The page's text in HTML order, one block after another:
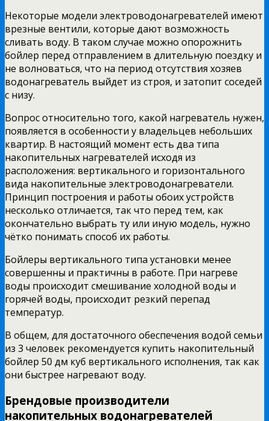
Некоторые модели электроводонагревателей имеют
врезные вентили, которые дают возможность
сливать воду. В таком случае можно опорожнить
бойлер перед отправлением в длительную поездку и
не волноваться, что на период отсутствия хозяев
водонагреватель выйдет из строя, и затопит соседей
с низу.
Вопрос относительно того, какой нагреватель нужен,
появляется в особенности у владельцев небольших
квартир. В настоящий момент есть два типа
накопительных нагревателей исходя из
расположения: вертикального и горизонтального
вида накопительные электроводонагреватели.
Принцип построения и работы обоих устройств
несколько отличается, так что перед тем, как
окончательно выбрать ту или иную модель, нужно
чётко понимать способ их работы.
Бойлеры вертикального типа установки менее
совершенны и практичны в работе. При нагреве
воды происходит смешивание холодной воды и
горячей воды, происходит резкий перепад
температур.
В общем, для достаточного обеспечения водой семьи
из 3 человек рекомендуется купить накопительный
бойлер 50 дм куб вертикального исполнения, так как
они быстрее нагревают воду.
Брендовые производители
накопительных водонагревателей